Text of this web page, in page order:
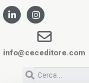
info@ceceditore.com